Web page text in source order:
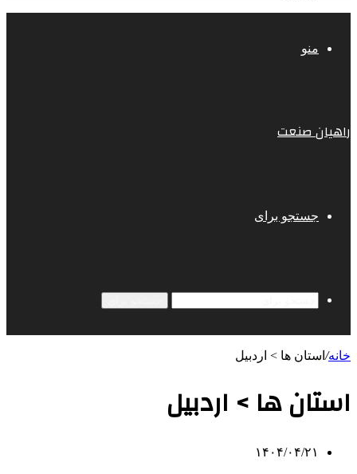
منو
راهیان صنعت
جستجو برای
خانه/ استان ها > اردبیل
استان ها > اردبیل
۱۴۰۴/۰۴/۲۱